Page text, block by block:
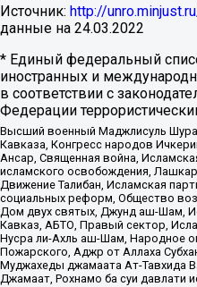
Источник: http://
данные на 24.03.2022
* Единый федеральный
иностранных и
в соответствии с
Федерации
Высший военный Маджлисуль
Кавказа, Конгресс народов
Ансар, Священная война,
исламского освобождения,
Движение Талибан, Исламская
социальных реформ, Общество
Дом двух святых, Джунд аш-Шам,
Кавказ, АБТО, Правый сектор,
Нусра ли-Ахль аш-Шам, Народное
Пожарского, Аджр от Аллаха
Муджахеды джамаата Ат-Тавхида
Джамаат, Рохнамо ба суи давлати